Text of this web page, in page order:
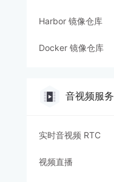
Harbor 镜像仓库
Docker 镜像仓库
音视频服务
实时音视频 RTC
视频直播